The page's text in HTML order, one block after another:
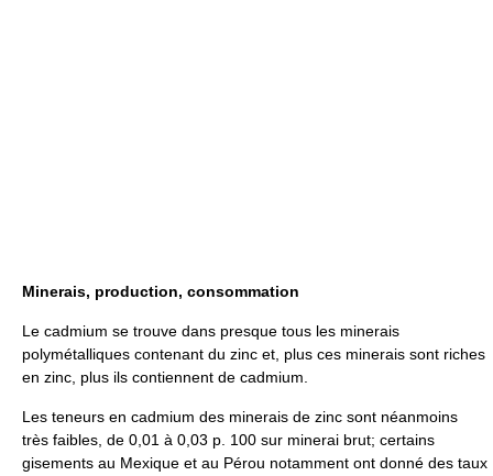
Minerais, production, consommation
Le cadmium se trouve dans presque tous les minerais
polymétalliques contenant du zinc et, plus ces minerais sont riches
en zinc, plus ils contiennent de cadmium.
Les teneurs en cadmium des minerais de zinc sont néanmoins
très faibles, de 0,01 à 0,03 p. 100 sur minerai brut; certains
gisements au Mexique et au Pérou notamment ont donné des taux